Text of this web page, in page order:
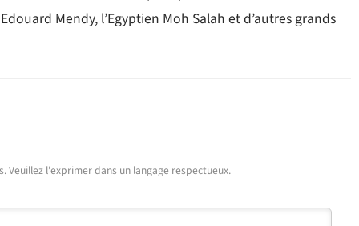
Mendy, l’Egyptien Moh Salah et d’autres grands
l'exprimer dans un langage respectueux.